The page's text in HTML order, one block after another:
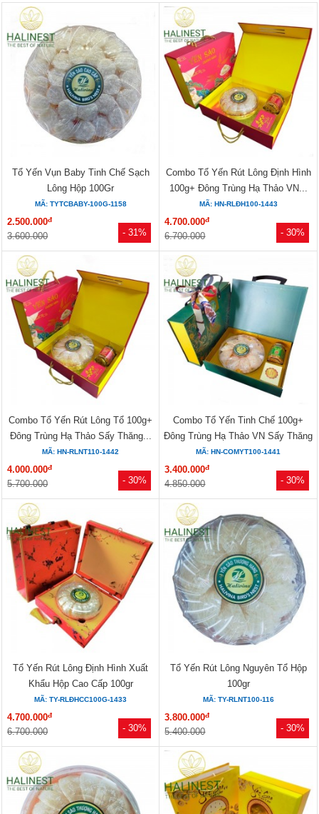
- 31%
Tổ Yến Vụn Baby Tinh Chế Sạch
Lông Hộp 100Gr
MÃ: TYTCBABY-100G-1158
2.500.000đ
3.600.000 - 30%
Combo Tổ Yến Rút Lông Định Hình
100g+ Đông Trùng Hạ Thảo VN...
MÃ: HN-RLĐH100-1443
4.700.000đ
6.700.000
- 30%
Combo Tổ Yến Rút Lông Tổ 100g+
Đông Trùng Hạ Thảo Sấy Thăng...
MÃ: HN-RLNT110-1442
4.000.000đ
5.700.000 - 30%
Combo Tổ Yến Tinh Chế 100g+
Đông Trùng Hạ Thảo VN Sấy Thăng
Hoa...
MÃ: HN-COMYT100-1441
3.400.000đ
4.850.000
- 30%
Tổ Yến Rút Lông Định Hình Xuất
Khẩu Hộp Cao Cấp 100gr
MÃ: TY-RLĐHCC100G-1433
4.700.000đ
6.700.000 - 30%
Tổ Yến Rút Lông Nguyên Tổ Hộp
100gr
MÃ: TY-RLNT100-116
3.800.000đ
5.400.000